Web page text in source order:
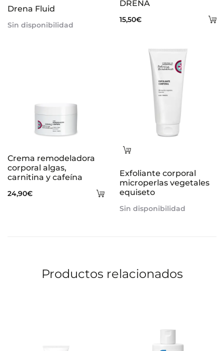
Drena Fluid
Sin disponibilidad
DRENA
15,50€
Añadir
Crema remodeladora
corporal algas,
carnitina y cafeína
24,90€
Leer
Exfoliante corporal
microperlas vegetales
equiseto
Sin disponibilidad
Productos relacionados